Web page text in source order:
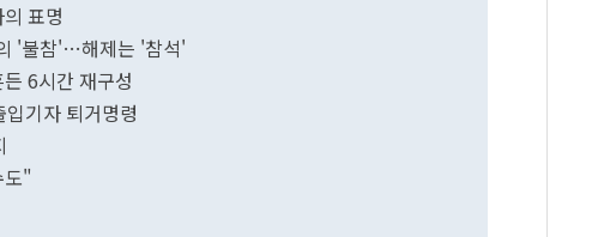
표명
'불참'…해제는 '참석'
6시간 재구성
기자 퇴거명령
도"